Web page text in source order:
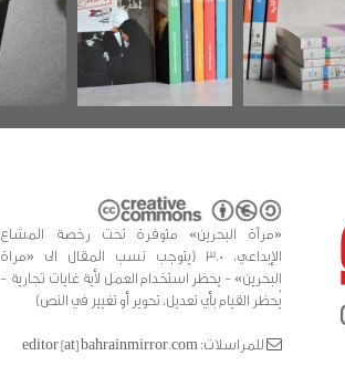
«مرآة البحرين»
«مرآة البحرين» متوفرة تحت رخصة المشاع
الإبداعي، 3.0 (يتوجب نسب المقال الى «مراة
البحرين» - يحظر استخدام العمل لأية غايات تجارية -
يُحظر القيام بأي تعديل، تحوير أو تغيير في النص)
للمراسلات: editor [at] bahrainmirror.com